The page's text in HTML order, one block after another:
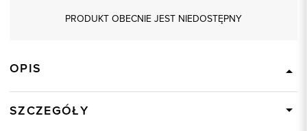
PRODUKT OBECNIE JEST NIEDOSTĘPNY
OPIS
SZCZEGÓŁY